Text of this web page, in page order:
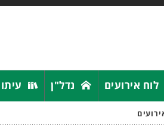
לוח אירועים נדל"ן